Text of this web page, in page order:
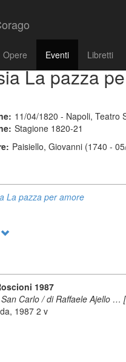
Opere Eventi Libretti
La pazza
11/04/1820 - Napoli, Teatro
Stagione 1820-21
Paisiello, Giovanni (1740 -
La pazza per amore
1987
Carlo / di Raffaele Ajello …
1987 2 v